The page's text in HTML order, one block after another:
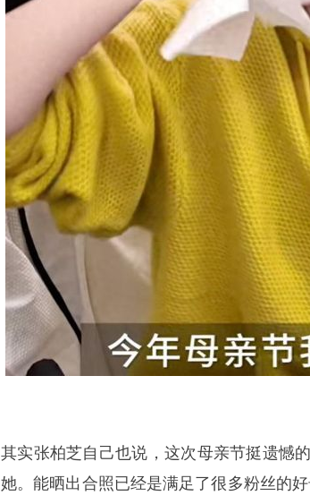
其实张柏芝自己也说，这次母亲节挺遗憾
她。能晒出合照已经是满足了很多粉丝的